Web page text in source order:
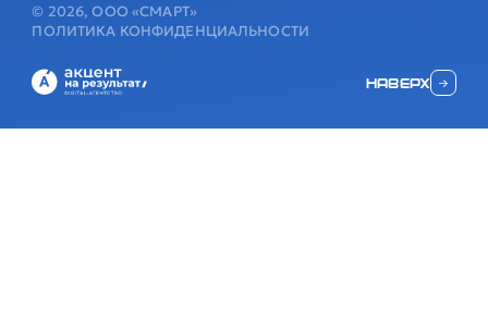
наверх
© 2026, ООО «СМАРТ»
ПОЛИТИКА КОНФИДЕНЦИАЛЬНОСТИ